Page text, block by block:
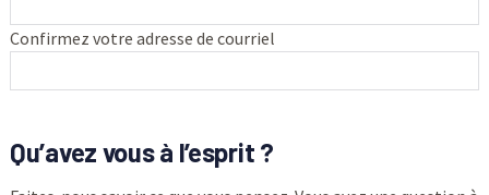
Confirmez votre adresse de courriel
Qu’avez vous à l’esprit ?